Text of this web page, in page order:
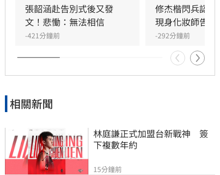
抗癌仍敬業工作，令曾有抗癌經驗的江蕙十分心
疼，如今遺憾好友離世。陳聆薇曾與眾多華語樂
壇巨星合作，打造無數經典造型，在演藝圈地位
崇高且人緣極佳，此次告別式眾星雲集，展現其
在幕後無可取代的重要性，演藝圈好友皆對這位
專業且溫暖的幕後推手表達最深切的懷念與不
張韶涵赴告別式後又發
文！悲慟：無法相信
-421分鐘前
修杰楷閃兵認
現身化妝師告別
-292分鐘前
相關新聞
林庭謙正式加盟台新戰神　簽
下複數年約
15分鐘前